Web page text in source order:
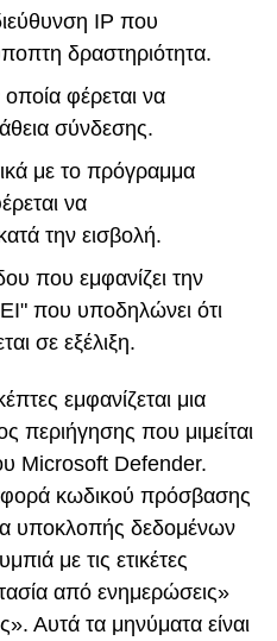
IP που
δραστηριότητα.
φέρεται να
σύνδεσης.
με το πρόγραμμα
να
την εισβολή.
που εμφανίζει την
που υποδηλώνει ότι
σε εξέλιξη.
εμφανίζεται μια
περιήγησης που μιμείται
Microsoft Defender.
κωδικού πρόσβασης
υποκλοπής δεδομένων
με τις ετικέτες
από ενημερώσεις»
Αυτά τα μηνύματα είναι